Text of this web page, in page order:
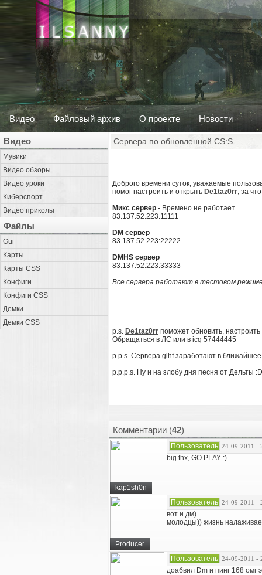
Видео Файловый архив О проекте Новости
Видео
Мувики
Видео обзоры
Видео уроки
Киберспорт
Видео приколы
Файлы
Gui
Карты
Карты CSS
Конфиги
Конфиги CSS
Демки
Демки CSS
Сервера по обновленной CS:S
Доброго времени суток, уважаемые
помог настроить и открыть De1taz0rr, за
Микс сервер - Времено не работает
83.137.52.223:11111
DM сервер
83.137.52.223:22222
DMHS сервер
83.137.52.223:33333
Все сервера работают в тестовом
p.s. De1taz0rr поможет обновить,
Обращаться в ЛС или в icq 57444445
p.p.s. Сервера glhf заработают в
p.p.p.s. Ну и на злобу дня песня от Дельты :D
Комментарии (42)
kap1sh0n
Пользователь 24-09-2011 -
big thx, GO PLAY :)
Producer
Пользователь 24-09-2011 -
вот и дм)
молодцы)) жизнь
Пользователь 24-09-2011 -
доабвил Dm и пинг 168 омг